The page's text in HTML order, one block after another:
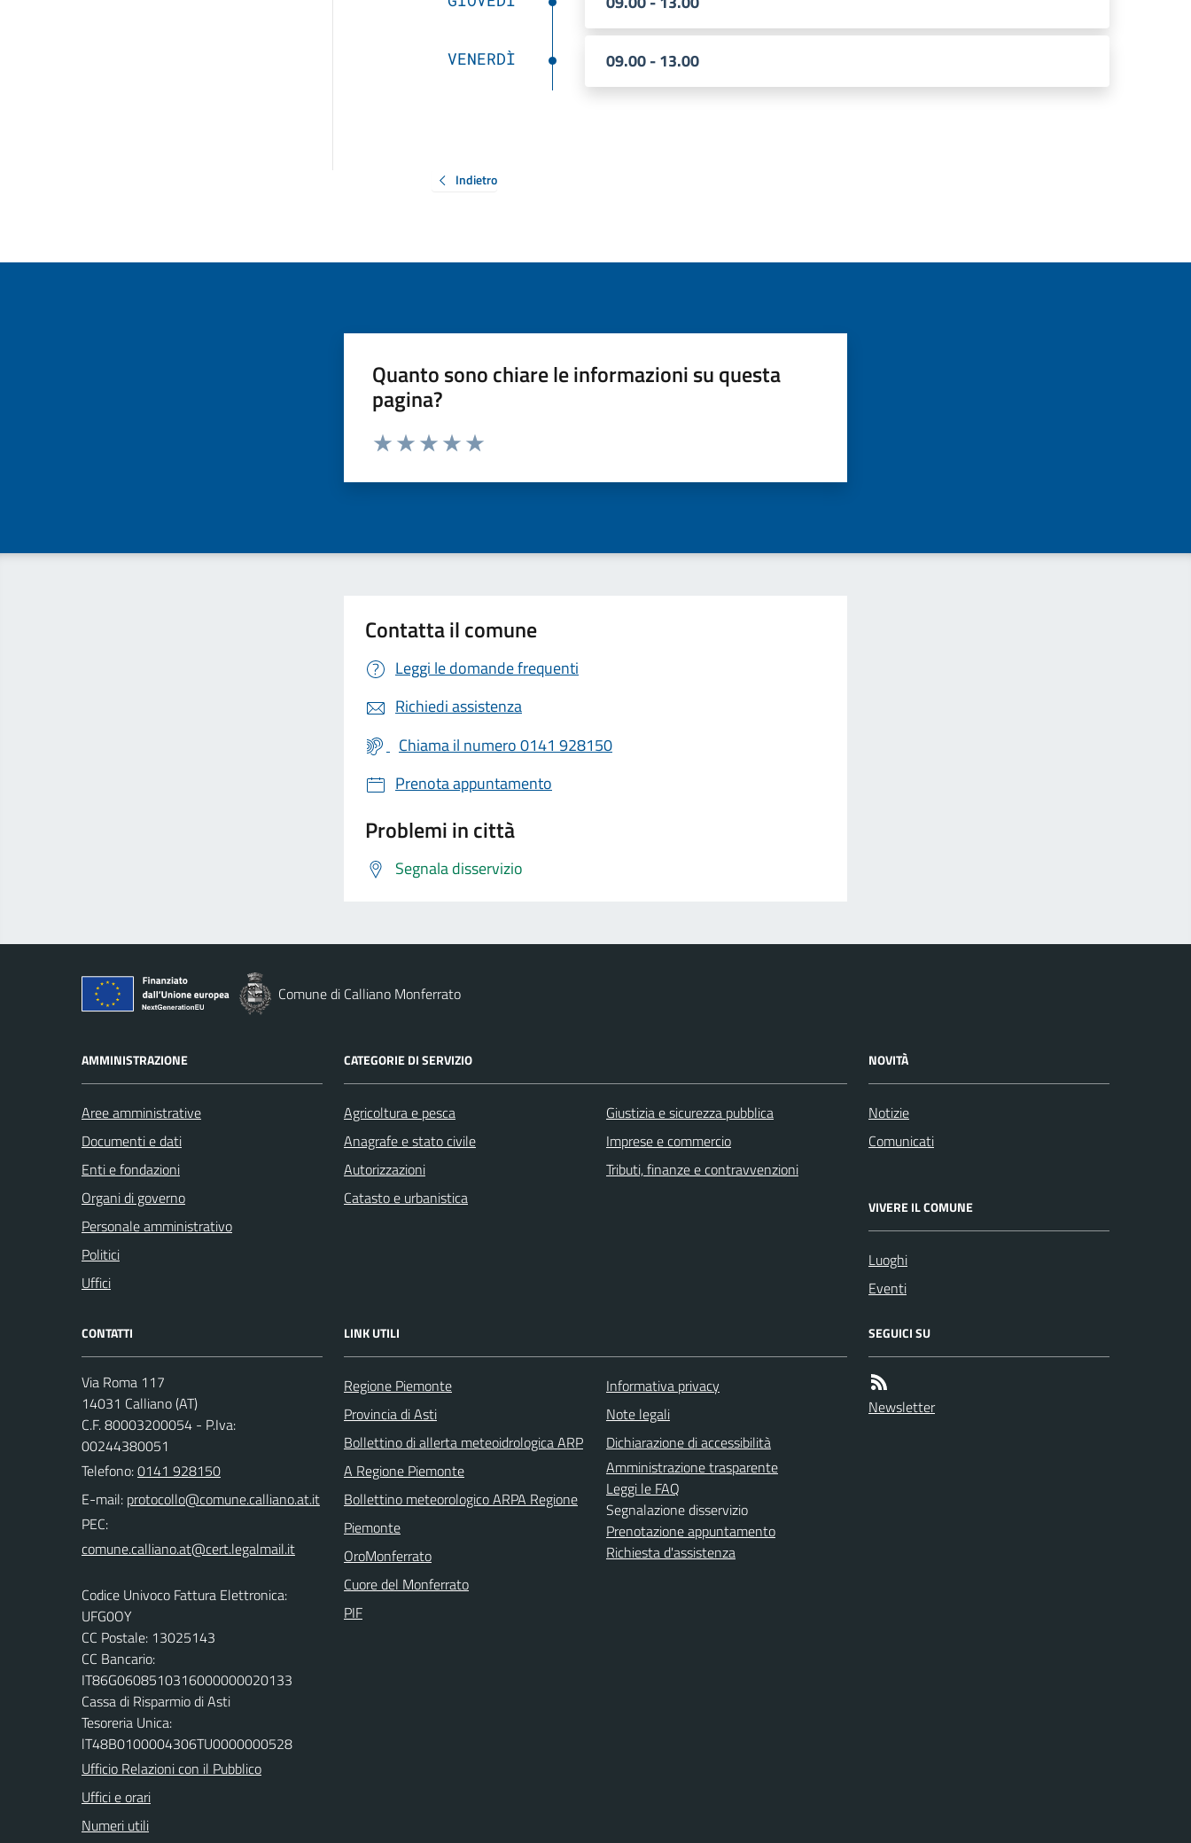
VENERDÌ 09.00 - 13.00
Indietro
Quanto sono chiare le informazioni su questa
pagina?
Valuta da 1 a 5 stelle la pagina
Contatta il comune
Leggi le domande frequenti
Richiedi assistenza
Chiama il numero 0141 928150
Prenota appuntamento
Problemi in città
Segnala disservizio
Comune di Calliano Monferrato
AMMINISTRAZIONE
Aree amministrative
Documenti e dati
Enti e fondazioni
Organi di governo
Personale amministrativo
Politici
Uffici
CATEGORIE DI SERVIZIO
Agricoltura e pesca
Anagrafe e stato civile
Autorizzazioni
Catasto e urbanistica
Giustizia e sicurezza pubblica
Imprese e commercio
Tributi, finanze e contravvenzioni
NOVITÀ
Notizie
Comunicati
VIVERE IL COMUNE
Luoghi
Eventi
CONTATTI
Via Roma 117
14031 Calliano (AT)
C.F. 80003200054 - P.Iva:
00244380051
Telefono:0141 928150
E-mail:
PEC:
Codice Univoco Fattura Elettronica:
UFG0OY
CC Postale: 13025143
CC Bancario:
IT86G0608510316000000020133
Cassa di Risparmio di Asti
Tesoreria Unica:
lT48B0100004306TU0000000528
Ufficio Relazioni con il Pubblico
Uffici e orari
Numeri utili
LINK UTILI
Regione Piemonte
Provincia di Asti
Bollettino di allerta meteoidrologica ARP
A Regione Piemonte
Bollettino meteorologico ARPA Regione
Piemonte
OroMonferrato
Cuore del Monferrato
PIF
Informativa privacy
Note legali
Dichiarazione di accessibilità
Amministrazione trasparente
Leggi le FAQ
Segnalazione disservizio
Prenotazione appuntamento
Richiesta d'assistenza
SEGUICI SU
Newsletter